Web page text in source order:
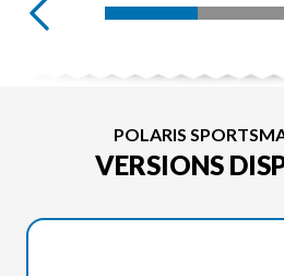
POLARIS
VERSIONS